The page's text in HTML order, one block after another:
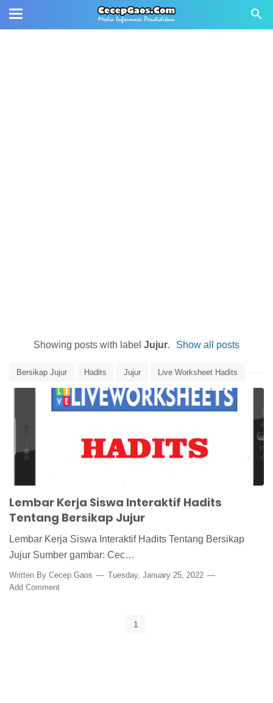
Showing posts with label Jujur. Show all posts
Bersikap Jujur Hadits Jujur Live Worksheet Hadits
LKPD Interaktif Hadits Media Pembelajaran Hadits
Lembar Kerja Siswa Interaktif Hadits
Tentang Bersikap Jujur
Lembar Kerja Siswa Interaktif Hadits Tentang Bersikap
Jujur Sumber gambar: Cec…
Written By Cecep Gaos
Tuesday, January 25, 2022
Add Comment
1